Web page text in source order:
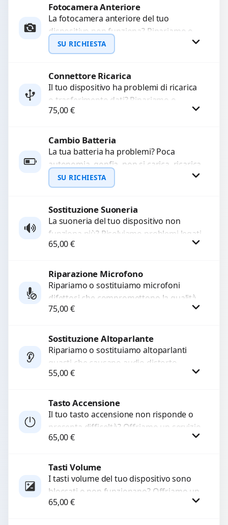
Richiedi Preventivo
WhatsApp
Fotocamera Anteriore
La fotocamera anteriore del tuo
dispositivo non funziona? Ripariamo o
sostituiamo fotocamere guaste con
problemi come immagini sfocate, messa
SU RICHIESTA
Richiedi Preventivo
Connettore Ricarica
Il tuo dispositivo ha problemi di ricarica
o trasferimento dati? Ripariamo o
sostituiamo connettori di ricarica guasti,
75,00€
Procedi
Cambio Batteria
La tua batteria ha problemi? Poca
autonomia, gonfia, non si carica, ricarica
lenta o cicli di ricarica esauriti?
Sostituiamo la...
SU RICHIESTA
Richiedi Preventivo
Sostituzione Suoneria
La suoneria del tuo dispositivo non
funziona più? Risolviamo problemi legati
a moduli audio difettosi con interventi
65,00€
Procedi
Riparazione Microfono
Ripariamo o sostituiamo microfoni
difettosi che compromettono la qualità
audio delle registrazioni o delle
di...
75,00€
Procedi
Sostituzione Altoparlante
Ripariamo o sostituiamo altoparlanti
guasti che causano audio distorto,
basso o assente. Utilizziamo ricambi di
55,00€
Procedi
Tasto Accensione
Il tuo tasto accensione non risponde o
presenta difficoltà? Offriamo un servizio
professionale di riparazione o
65,00€
Tasti Volume
I tasti volume del tuo dispositivo sono
bloccati o non funzionano? Offriamo un
servizio di riparazione o sostituzione
65,00€